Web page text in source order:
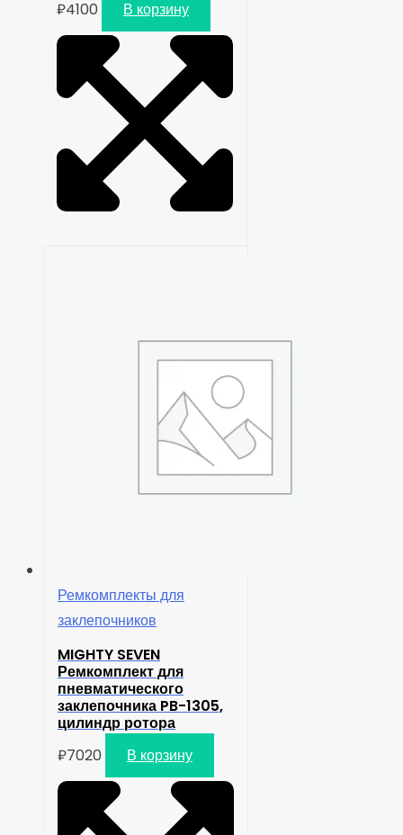
₽4100 В корзину
Ремкомплекты для
заклепочников
MIGHTY SEVEN
Ремкомплект для
пневматического
заклепочника PB-1305,
цилиндр ротора
₽7020 В корзину